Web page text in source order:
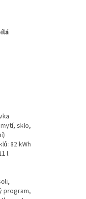
sklo,
82 kWh
l
program,